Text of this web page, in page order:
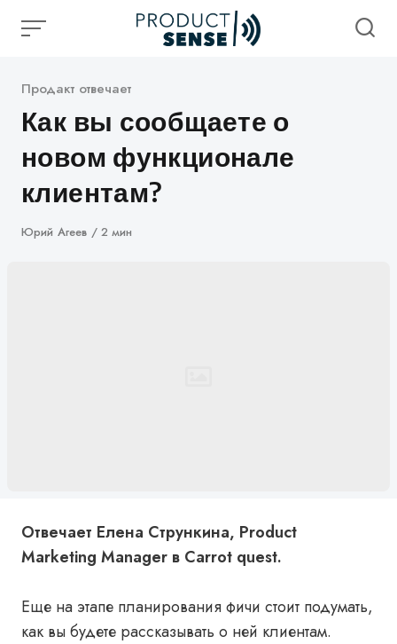
Категория
Продакт отвечает
Как вы сообщаете о
новом функционале
клиентам?
Автор
Юрий Агеев 2 мин
Отвечает Елена Стрункина, Product
Marketing Manager в Carrot quest.
Еще на этапе планирования фичи стоит подумать,
как вы будете рассказывать о ней клиентам.